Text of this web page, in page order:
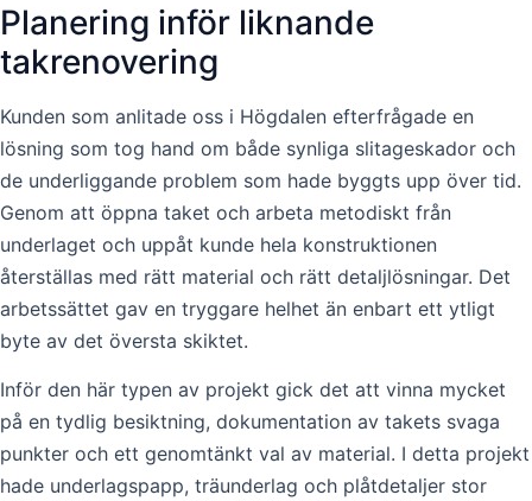
Planering inför liknande
takrenovering
Kunden som anlitade oss i Högdalen efterfrågade en
lösning som tog hand om både synliga slitageskador och
de underliggande problem som hade byggts upp över tid.
Genom att öppna taket och arbeta metodiskt från
underlaget och uppåt kunde hela konstruktionen
återställas med rätt material och rätt detaljlösningar. Det
arbetssättet gav en tryggare helhet än enbart ett ytligt
byte av det översta skiktet.
Inför den här typen av projekt gick det att vinna mycket
på en tydlig besiktning, dokumentation av takets svaga
punkter och ett genomtänkt val av material. I detta projekt
hade underlagspapp, träunderlag och plåtdetaljer stor